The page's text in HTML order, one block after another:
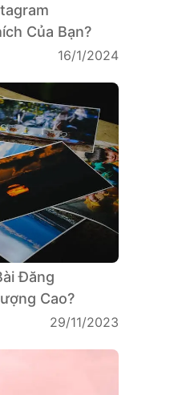
Của Bạn?
16/1/2024
Đăng
Cao?
29/11/2023